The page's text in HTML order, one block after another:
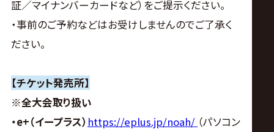
証／マイナンバーカードなど）をご提示ください。
・事前のご予約などはお受けしませんのでご了承く
ださい。
【チケット発売所】
※全大会取り扱い
・e+（イープラス） https://eplus.jp/noah/ （パソコン